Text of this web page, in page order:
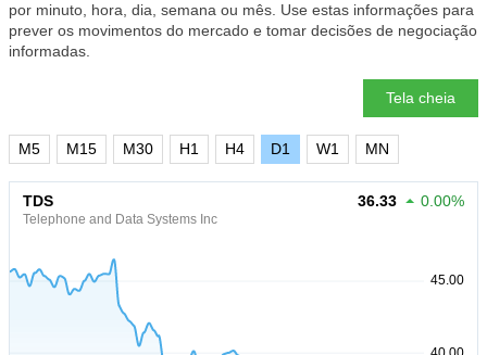
por minuto, hora, dia, semana ou mês. Use estas informações para
prever os movimentos do mercado e tomar decisões de negociação
informadas.
Tela cheia
M5 M15 M30 H1 H4 D1 W1 MN
TDS
Telephone and Data Systems Inc
36.33 0.00%